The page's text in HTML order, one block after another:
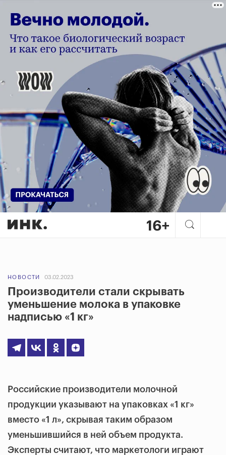
НОВОСТИ 03.02.2023
Производители стали скрывать
уменьшение молока в упаковке
надписью «1 кг»
Российские производители молочной
продукции указывают на упаковках «1 кг»
вместо «1 л», скрывая таким образом
уменьшившийся в ней объем продукта.
Эксперты считают, что маркетологи играют